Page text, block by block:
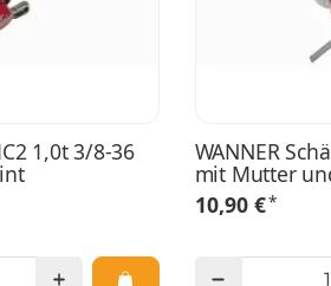
1,0t 3/8-36 WANNER
mit Mutter
10,90 €*